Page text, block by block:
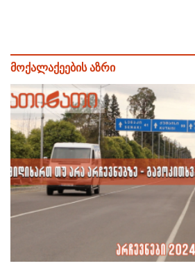
მოქალაქეების აზრი